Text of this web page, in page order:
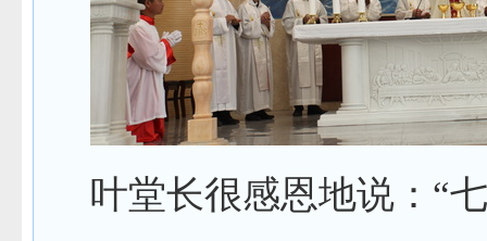
叶堂长很感恩地说：“